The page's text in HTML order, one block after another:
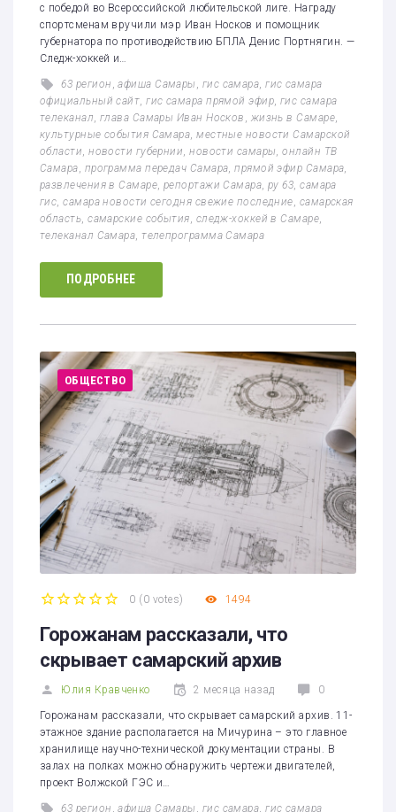
с победой во Всероссийской любительской лиге. Награду
спортсменам вручили мэр Иван Носков и помощник
губернатора по противодействию БПЛА Денис Портнягин. —
Следж-хоккей и…
63 регион ,афиша Самары , гис самара,гис самара
официальный сайт,гис самара прямой эфир, гис самара
телеканал, глава Самары Иван Носков , жизнь в Самаре,
культурные события Самара,местные новости Самарской
области,новости губернии,новости самары,онлайн ТВ
Самара, программа передач Самара,прямой эфир Самара,
развлечения в Самаре, репортажи Самара,ру 63,самара
гис,самара новости сегодня свежие последние, самарская
область,самарские события, следж-хоккей в Самаре,
телеканал Самара,телепрограмма Самара
ПОДРОБНЕЕ
ОБЩЕСТВО
0 ( 0 votes) 1494
Горожанам рассказали, что
скрывает самарский архив
Юлия Кравченко 2 месяца назад 0
Горожанам рассказали, что скрывает самарский архив. 11-
этажное здание располагается на Мичурина – это главное
хранилище научно-технической документации страны. В
залах на полках можно обнаружить чертежи двигателей,
проект Волжской ГЭС и…
63 регион ,афиша Самары , гис самара,гис самара